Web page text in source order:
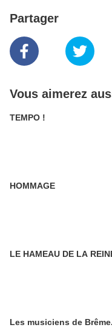
Partager
Vous aimerez
TEMPO !
HOMMAGE
LE HAMEAU DE LA
Les musiciens de